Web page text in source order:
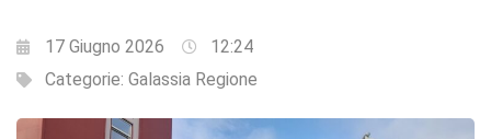
17 Giugno 2026
12:24
Categorie: Galassia Regione